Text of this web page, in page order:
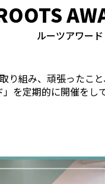
ルーツアワード
組み、頑張ったこ
を定期的に開催をし